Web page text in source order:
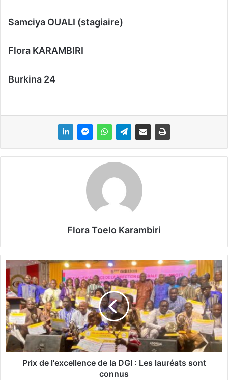
Samciya OUALI (stagiaire)
Flora KARAMBIRI
Burkina 24
Flora Toelo Karambiri
P
i
x
d
e
l
'
e
Prix de l'excellence de la DGI : Les lauréats sont
connus